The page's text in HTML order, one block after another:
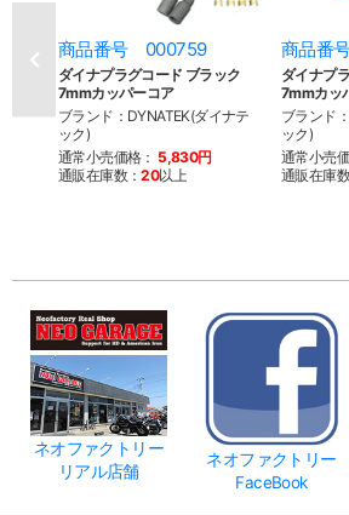
商品番号 000759
ダイナプラグコード ブラック
7mmカッパーコア
ブランド：DYNATEK(ダイナテ
ック)
通常小売価格： 5,830円
通販在庫数：20以上
商品番
ダイナプ
7mmカッ
ブランド
ック)
通常小売
通販在庫
ネオファクトリー
リアル店舗
ネオファクトリー
FaceBook